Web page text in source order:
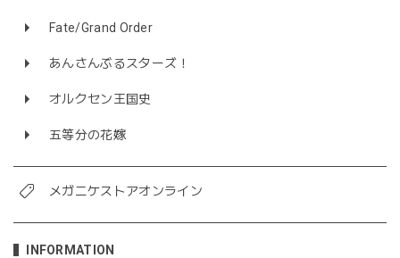
Fate/Grand Order
あんさんぶるスターズ！
オルクセン王国史
五等分の花嫁
メガニケストアオンライン
INFORMATION